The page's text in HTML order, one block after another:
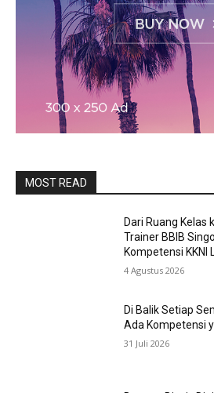
MOST READ
Dari Ruang Kelas
Trainer BBIB
Kompetensi KKNI
4 Agustus 2026
Di Balik Setiap
Ada Kompetensi
31 Juli 2026